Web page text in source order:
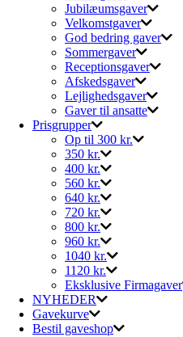
Jubilæumsgaver
Velkomstgaver
God bedring gaver
Sommergaver
Receptionsgaver
Afskedsgaver
Lejlighedsgaver
Gaver til ansatte
Prisgrupper
Op til 300 kr.
350 kr.
400 kr.
560 kr.
640 kr.
720 kr.
800 kr.
960 kr.
1040 kr.
1120 kr.
Eksklusive Firmagaver
NYHEDER
Gavekurve
Bestil gaveshop